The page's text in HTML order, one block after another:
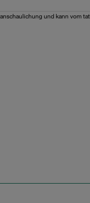
und kann vom